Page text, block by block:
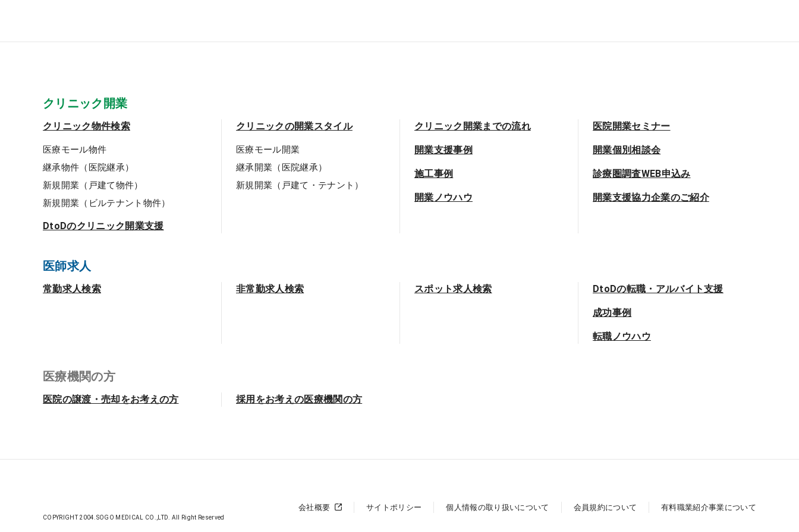
クリニック開業
クリニック物件検索
医療モール物件
継承物件（医院継承）
新規開業（戸建て物件）
新規開業（ビルテナント物件）
DtoDのクリニック開業支援
クリニックの開業スタイル
医療モール開業
継承開業（医院継承）
新規開業（戸建て・テナント）
クリニック開業までの流れ
開業支援事例
施工事例
開業ノウハウ
医院開業セミナー
開業個別相談会
診療圏調査WEB申込み
開業支援協力企業のご紹介
医師求人
常勤求人検索 非常勤求人検索 スポット求人検索 DtoDの転職・アルバイト支援
成功事例
転職ノウハウ
医療機関の方
医院の譲渡・売却をお考えの方 採用をお考えの医療機関の方
会社概要 サイトポリシー 個人情報の取り扱いについて 会員規約について 有料職業紹介事業について
COPYRIGHT 2004.SOGO MEDICAL CO.,LTD. All Right Reserved